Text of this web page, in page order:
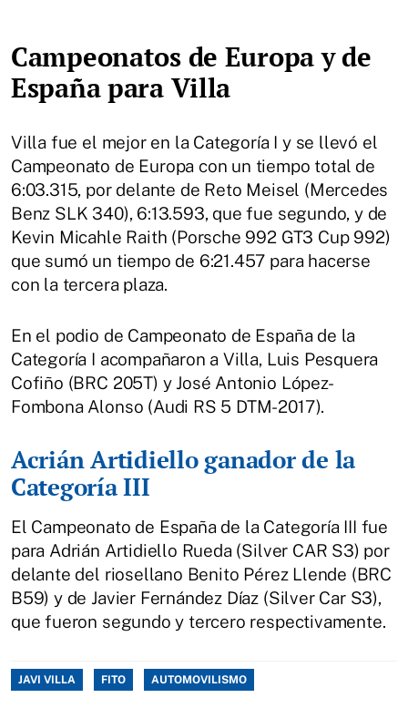
Campeonatos de Europa y de
España para Villa
Villa fue el mejor en la Categoría I y se llevó el
Campeonato de Europa con un tiempo total de
6:03.315, por delante de Reto Meisel (Mercedes
Benz SLK 340), 6:13.593, que fue segundo, y de
Kevin Micahle Raith (Porsche 992 GT3 Cup 992)
que sumó un tiempo de 6:21.457 para hacerse
con la tercera plaza.
En el podio de Campeonato de España de la
Categoría I acompañaron a Villa, Luis Pesquera
Cofiño (BRC 205T) y José Antonio López-
Fombona Alonso (Audi RS 5 DTM-2017).
Acrián Artidiello ganador de la
Categoría III
El Campeonato de España de la Categoría III fue
para Adrián Artidiello Rueda (Silver CAR S3) por
delante del riosellano Benito Pérez Llende (BRC
B59) y de Javier Fernández Díaz (Silver Car S3),
que fueron segundo y tercero respectivamente.
JAVI VILLA FITO AUTOMOVILISMO